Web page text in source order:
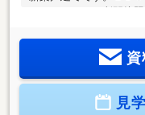
熱等級5・一次消費エネ
に内覧可能です。お問
見